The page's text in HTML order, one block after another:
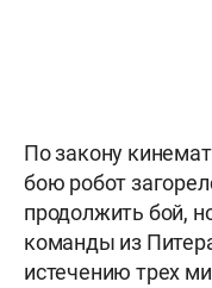
По закону
бою робот
продолжить бой,
команды из
истечению трех